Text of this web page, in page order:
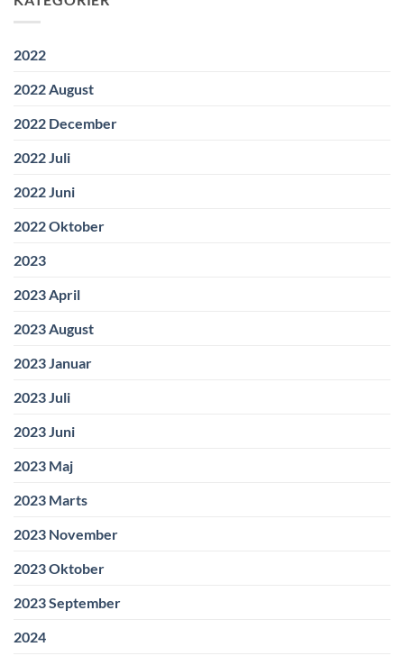
2022
2022 August
2022 December
2022 Juli
2022 Juni
2022 Oktober
2023
2023 April
2023 August
2023 Januar
2023 Juli
2023 Juni
2023 Maj
2023 Marts
2023 November
2023 Oktober
2023 September
2024